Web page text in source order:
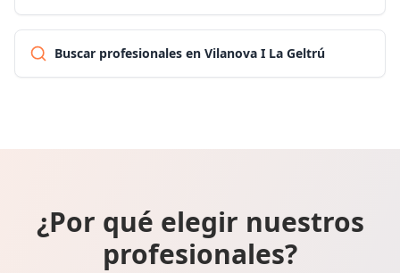
Buscar profesionales en Vilanova I La Geltrú
¿Por qué elegir nuestros
profesionales?